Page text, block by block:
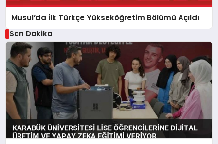
Musul’da İlk Türkçe Yükseköğretim Bölümü Açıldı
Son Dakika